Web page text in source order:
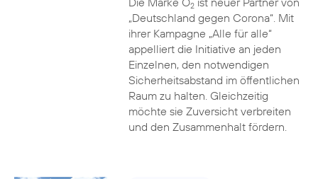
2
„Deutschland gegen Corona“. Mit
ihrer Kampagne „Alle für alle“
appelliert die Initiative an jeden
Einzelnen, den notwendigen
Sicherheitsabstand im öffentlichen
Raum zu halten. Gleichzeitig
möchte sie Zuversicht verbreiten
und den Zusammenhalt fördern.